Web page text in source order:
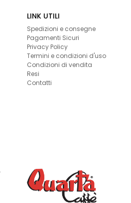
LINK UTILI
Spedizioni e consegne
Pagamenti Sicuri
Privacy Policy
Termini e condizioni d'uso
Condizioni di vendita
Resi
Contatti